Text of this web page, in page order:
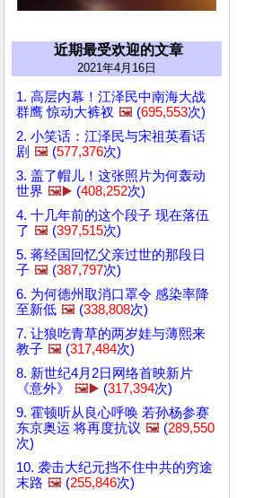
近期最受欢迎的文章
2021年4月16日
1. 高层内幕！江泽民中南海大战
群鹰 惊动大裤衩 🖼️ (695,553次)
2. 小笑话：江泽民与宋祖英看话
剧 🖼️ (577,376次)
3. 盖了帽儿！这张照片为何轰动
世界 🖼️▶️ (408,252次)
4. 十几年前的这个段子 现在落伍
了 🖼️ (397,515次)
5. 蒋经国回忆父亲过世的那段日
子 🖼️ (387,797次)
6. 为何德州取消口罩令 感染率降
至新低 🖼️ (338,808次)
7. 让狼吃青草的两岁娃与薄熙来
教子 🖼️ (317,484次)
8. 新世纪4月2日网络首映新片
《意外》
🖼️▶️ (317,394次)
9. 霍顿听从良心呼唤 若孙杨参赛
东京奥运 将再度抗议 🖼️ (289,550
次)
10. 袭击大纪元挡不住中共的穷途
末路 🖼️ (255,846次)